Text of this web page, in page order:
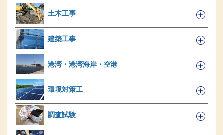
土木工事
建築工事
港湾・港湾海岸・空港
環境対策工
調査試験